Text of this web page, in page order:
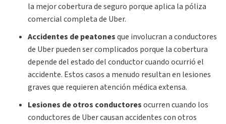
la mejor cobertura de seguro porque aplica la póliza
comercial completa de Uber.
Accidentes de peatonesque involucran a conductores
de Uber pueden ser complicados porque la cobertura
depende del estado del conductor cuando ocurrió el
accidente. Estos casos a menudo resultan en lesiones
graves que requieren atención médica extensa.
Lesiones de otros conductoresocurren cuando los
conductores de Uber causan accidentes con otros